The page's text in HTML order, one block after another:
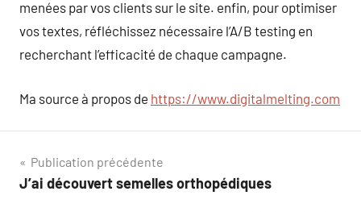
menées par vos clients sur le site. enfin, pour optimiser
vos textes, réfléchissez nécessaire l’A/B testing en
recherchant l’efficacité de chaque campagne.
Ma source à propos de https://www.digitalmelting.com
Navigation
de
Publication précédente
J’ai découvert semelles orthopédiques